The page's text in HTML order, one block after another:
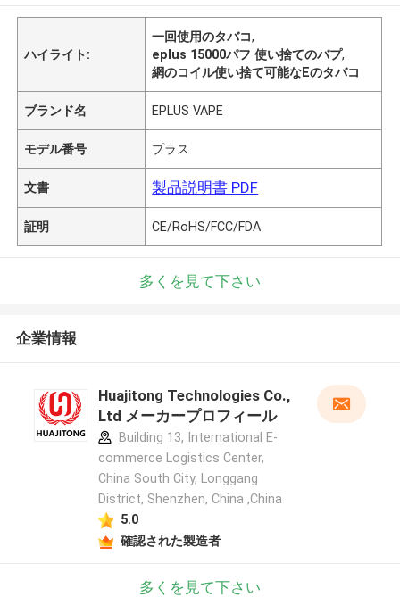
ハイライト:
一回使用のタバコ,
eplus 15000パフ 使い捨てのバプ,
網のコイル使い捨て可能なEのタバコ
ブランド名 EPLUS VAPE
モデル番号 プラス
文書 製品説明書 PDF
証明 CE/RoHS/FCC/FDA
多くを見て下さい
企業情報
Huajitong Technologies Co.,
Ltd メーカープロフィール
Building 13, International E-
commerce Logistics Center,
China South City, Longgang
District, Shenzhen, China ,China
5.0
確認された製造者
多くを見て下さい